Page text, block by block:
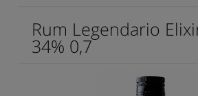
Rum Legendario
34% 0,7